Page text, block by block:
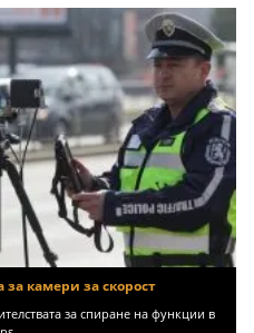
камери за скорост
за спиране на функции в